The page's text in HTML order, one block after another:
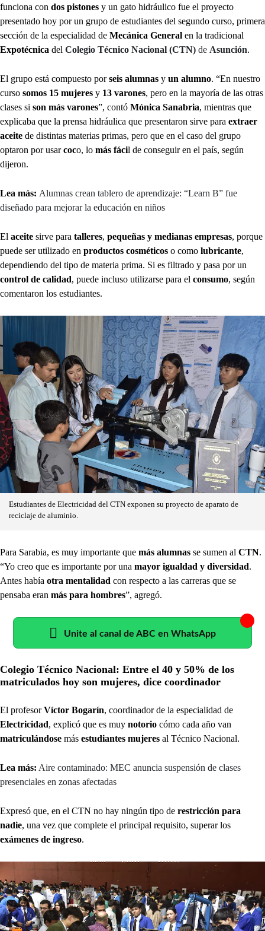
funciona con dos pistones y un gato hidráulico fue el proyecto
presentado hoy por un grupo de estudiantes del segundo curso, primera
sección de la especialidad de Mecánica General en la tradicional
Expotécnica del Colegio Técnico Nacional (CTN) de Asunción.
El grupo está compuesto porseis alumnas y un alumno. “En nuestro
curso somos 15 mujeres y 13 varones, pero en la mayoría de las otras
clases si son más varones”, contó Mónica Sanabria, mientras que
explicaba que la prensa hidráulica que presentaron sirve para extraer
aceite de distintas materias primas, pero que en el caso del grupo
optaron por usarcoco, lo más fácil de conseguir en el país, según
dijeron.
Lea más: Alumnas crean tablero de aprendizaje: “Learn B” fue
diseñado para mejorar la educación en niños
El aceite sirve para talleres, pequeñas y medianas empresas, porque
puede ser utilizado en productos cosméticos o como lubricante,
dependiendo del tipo de materia prima. Si es filtrado y pasa por un
control de calidad, puede incluso utilizarse para el consumo, según
comentaron los estudiantes.
Estudiantes de Electricidad del CTN exponen su proyecto de aparato de
reciclaje de aluminio.
Para Sarabia, es muy importante que más alumnas se sumen al CTN.
“Yo creo que es importante por una mayor igualdad y diversidad.
Antes había otra mentalidad con respecto a las carreras que se
pensaba eran más para hombres”, agregó.
Unite al canal de ABC en WhatsApp
Colegio Técnico Nacional: Entre el 40 y 50% de los
matriculados hoy son mujeres, dice coordinador
El profesorVíctor Bogarín, coordinador de la especialidad de
Electricidad, explicó que es muy notorio cómo cada año van
matriculándose más estudiantes mujeres al Técnico Nacional.
Lea más: Aire contaminado: MEC anuncia suspensión de clases
presenciales en zonas afectadas
Expresó que, en el CTN no hay ningún tipo de restricción para
nadie, una vez que complete el principal requisito, superar los
exámenes de ingreso.